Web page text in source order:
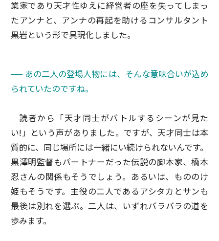
業家であり天才性ゆえに経営者の座を失ってしまっ
たアンナと、アンナの再起を助けるコンサルタント
黒岩という形で具現化しました。
── あの二人の登場人物には、そんな意味合いが込め
られていたのですね。
読者から「天才同士がバトルするシーンが見た
い!」という声がありました。ですが、天才同士は本
質的に、同じ場所には一緒にい続けられないんです。
黒澤明監督もパートナーだった伝説の脚本家、橋本
忍さんの関係もそうでしょう。あるいは、もののけ
姫もそうです。主役の二人であるアシタカとサンも
最後は別れを選ぶ。二人は、いずれバラバラの道を
歩みます。